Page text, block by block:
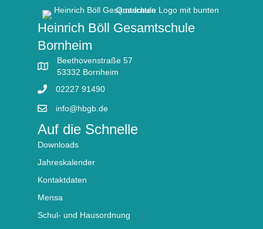
Heinrich Böll Gesamtschule
Bornheim
Beethovenstraße 57
53332 Bornheim
02227 91490
info@hbgb.de
Auf die Schnelle
Downloads
Jahreskalender
Kontaktdaten
Mensa
Schul- und Hausordnung